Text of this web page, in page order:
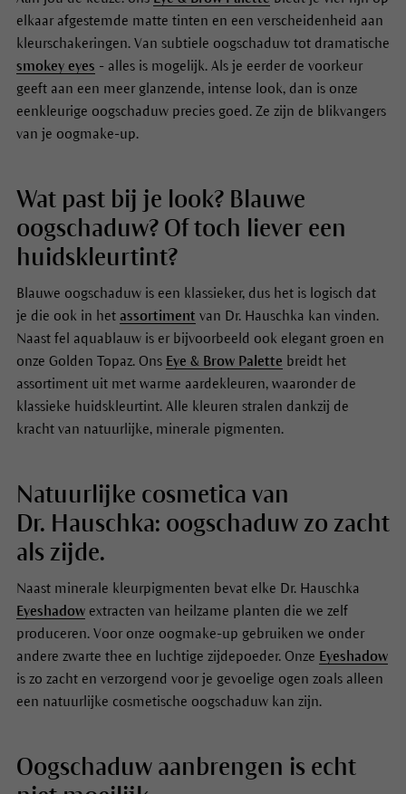
elkaar afgestemde matte tinten en een verscheidenheid aan
kleurschakeringen. Van subtiele oogschaduw tot dramatische
smokey eyes - alles is mogelijk. Als je eerder de voorkeur
geeft aan een meer glanzende, intense look, dan is onze
eenkleurige oogschaduw precies goed. Ze zijn de blikvangers
van je oogmake-up.
Wat past bij je look? Blauwe
oogschaduw? Of toch liever een
huidskleurtint?
Blauwe oogschaduw is een klassieker, dus het is logisch dat
je die ook in het assortiment van Dr. Hauschka kan vinden.
Naast fel aquablauw is er bijvoorbeeld ook elegant groen en
onze Golden Topaz. Ons Eye & Brow Palette breidt het
assortiment uit met warme aardekleuren, waaronder de
klassieke huidskleurtint. Alle kleuren stralen dankzij de
kracht van natuurlijke, minerale pigmenten.
Natuurlijke cosmetica van
Dr. Hauschka: oogschaduw zo zacht
als zijde.
Naast minerale kleurpigmenten bevat elke Dr. Hauschka
Eyeshadowextracten van heilzame planten die we zelf
produceren. Voor onze oogmake-up gebruiken we onder
andere zwarte thee en luchtige zijdepoeder. Onze Eyeshadow
is zo zacht en verzorgend voor je gevoelige ogen zoals alleen
een natuurlijke cosmetische oogschaduw kan zijn.
Oogschaduw aanbrengen is echt